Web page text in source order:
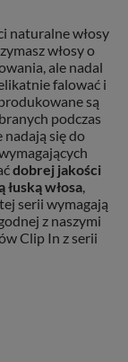
naturalne włosy
włosy o
ale nadal
falować i
są
podczas
nadają się do
dobrej jakości
włosa
serii wymagają
z naszymi
Clip In z serii